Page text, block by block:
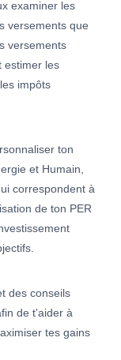
examiner les
versements que
versements
estimer les
impôts
ton
et Humain,
correspondent à
de ton PER
des conseils
de t’aider à
tes gains